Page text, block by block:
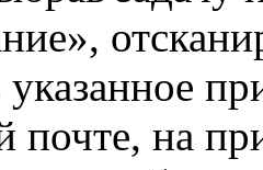
указанное
почте, на